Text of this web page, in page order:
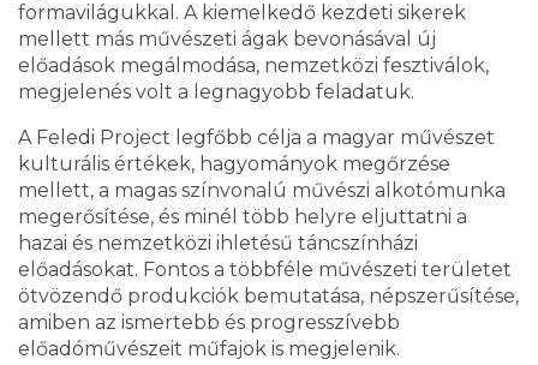
formavilágukkal. A kiemelkedő kezdeti sikerek
mellett más művészeti ágak bevonásával új
előadások megálmodása, nemzetközi fesztiválok,
megjelenés volt a legnagyobb feladatuk.
A Feledi Project legfőbb célja a magyar művészet
kulturális értékek, hagyományok megőrzése
mellett, a magas színvonalú művészi alkotómunka
megerősítése, és minél több helyre eljuttatni a
hazai és nemzetközi ihletésű táncszínházi
előadásokat. Fontos a többféle művészeti területet
ötvözendő produkciók bemutatása, népszerűsítése,
amiben az ismertebb és progresszívebb
előadóművészeit műfajok is megjelenik.